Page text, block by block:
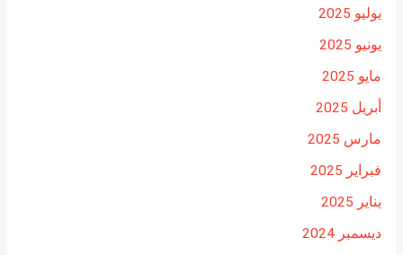
يوليو 2025
يونيو 2025
مايو 2025
أبريل 2025
مارس 2025
فبراير 2025
يناير 2025
ديسمبر 2024